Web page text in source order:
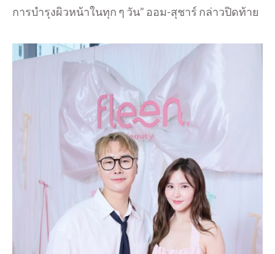
การบำรุงผิวหน้าในทุก ๆ วัน” ออม-สุชาร์ กล่าวปิดท้าย